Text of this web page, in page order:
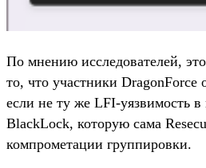
По мнению исследователей,
то, что участники
если не ту же LFI-уязвимость в
BlackLock, которую сама
компрометации группировки.